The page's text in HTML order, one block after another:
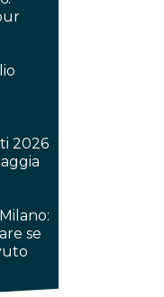
2026
se